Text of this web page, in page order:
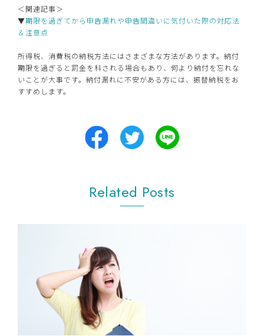
＜関連記事＞
▼期限を過ぎてから申告漏れや申告間違いに気付いた際の対応法
＆注意点
所得税、消費税の納税方法にはさまざまな方法があります。納付
期限を過ぎると罰金を科される場合もあり、何より納付を忘れな
いことが大事です。納付漏れに不安がある方には、振替納税をお
すすめします。
Related Posts